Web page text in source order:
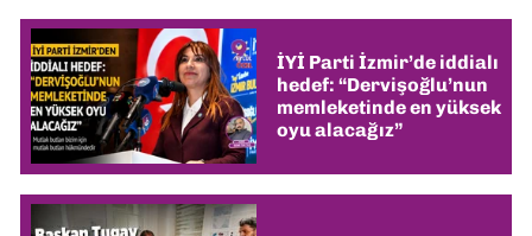
İYİ Parti İzmir’de iddialı
hedef: “Dervişoğlu’nun
memleketinde en yüksek
oyu alacağız”